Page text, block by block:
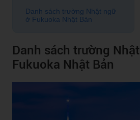
Danh sách trường Nhật ngữ
ở Fukuoka Nhật Bản
Danh sách trường
Fukuoka Nhật Bản